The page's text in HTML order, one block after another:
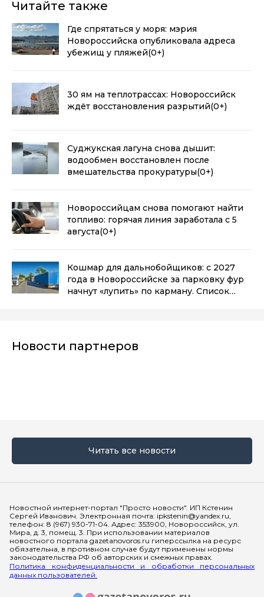
Читайте также
Где спрятаться у моря: мэрия
Новороссийска опубликовала адреса
убежищ у пляжей(0+)
30 ям на теплотрассах: Новороссийск
ждёт восстановления разрытий(0+)
Суджукская лагуна снова дышит:
водообмен восстановлен после
вмешательства прокуратуры(0+)
Новороссийцам снова помогают найти
топливо: горячая линия заработала с 5
августа(0+)
Кошмар для дальнобойщиков: с 2027
года в Новороссийске за парковку фур
начнут «лупить» по карману. Список
Новости партнеров
Читать все новости
Новостной интернет-портал "Просто новости". ИП Кстенин
Сергей Иванович. Электронная почта: ipkstenin@yandex.ru,
телефон: 8 (967) 930-71-04. Адрес: 353900, Новороссийск, ул.
Мира, д. 3, помещ. 3. При использовании материалов
новостного портала gazetanovoros.ru гиперссылка на ресурс
обязательна, в противном случае будут применены нормы
законодательства РФ об авторских и смежных правах.
Политика конфиденциальности и обработки персональных
данных пользователей.